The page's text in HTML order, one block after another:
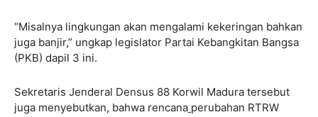
“Misalnya lingkungan akan mengalami kekeringan bahkan
juga banjir,” ungkap legislator Partai Kebangkitan Bangsa
(PKB) dapil 3 ini.
Sekretaris Jenderal Densus 88 Korwil Madura tersebut
juga menyebutkan, bahwa rencana perubahan RTRW